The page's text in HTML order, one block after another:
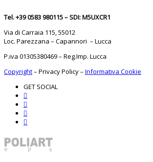
Tel. +39 0583 980115 – SDI: M5UXCR1
Via di Carraia 115, 55012
Loc. Parezzana – Capannori – Lucca
P.iva 01305380469 – Reg.Imp. Lucca
Copyright– Privacy Policy– Informativa Cookie
GET SOCIAL